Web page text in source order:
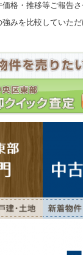
格・推移等ご報告さ
みを比較していただ